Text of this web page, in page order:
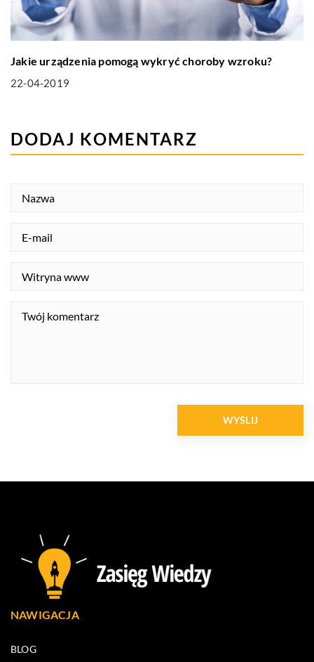
Jakie urządzenia pomogą wykryć choroby wzroku?
22-04-2019
DODAJ KOMENTARZ
NAWIGACJA
BLOG